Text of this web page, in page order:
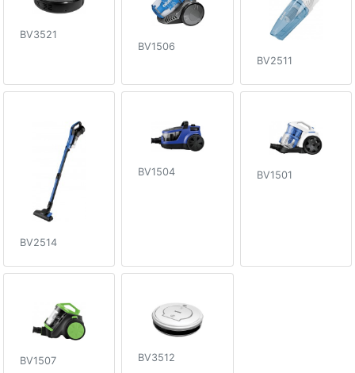
BV3521
BV1506
BV2511
BV2514
BV1504 BV1501
BV1507 BV3512